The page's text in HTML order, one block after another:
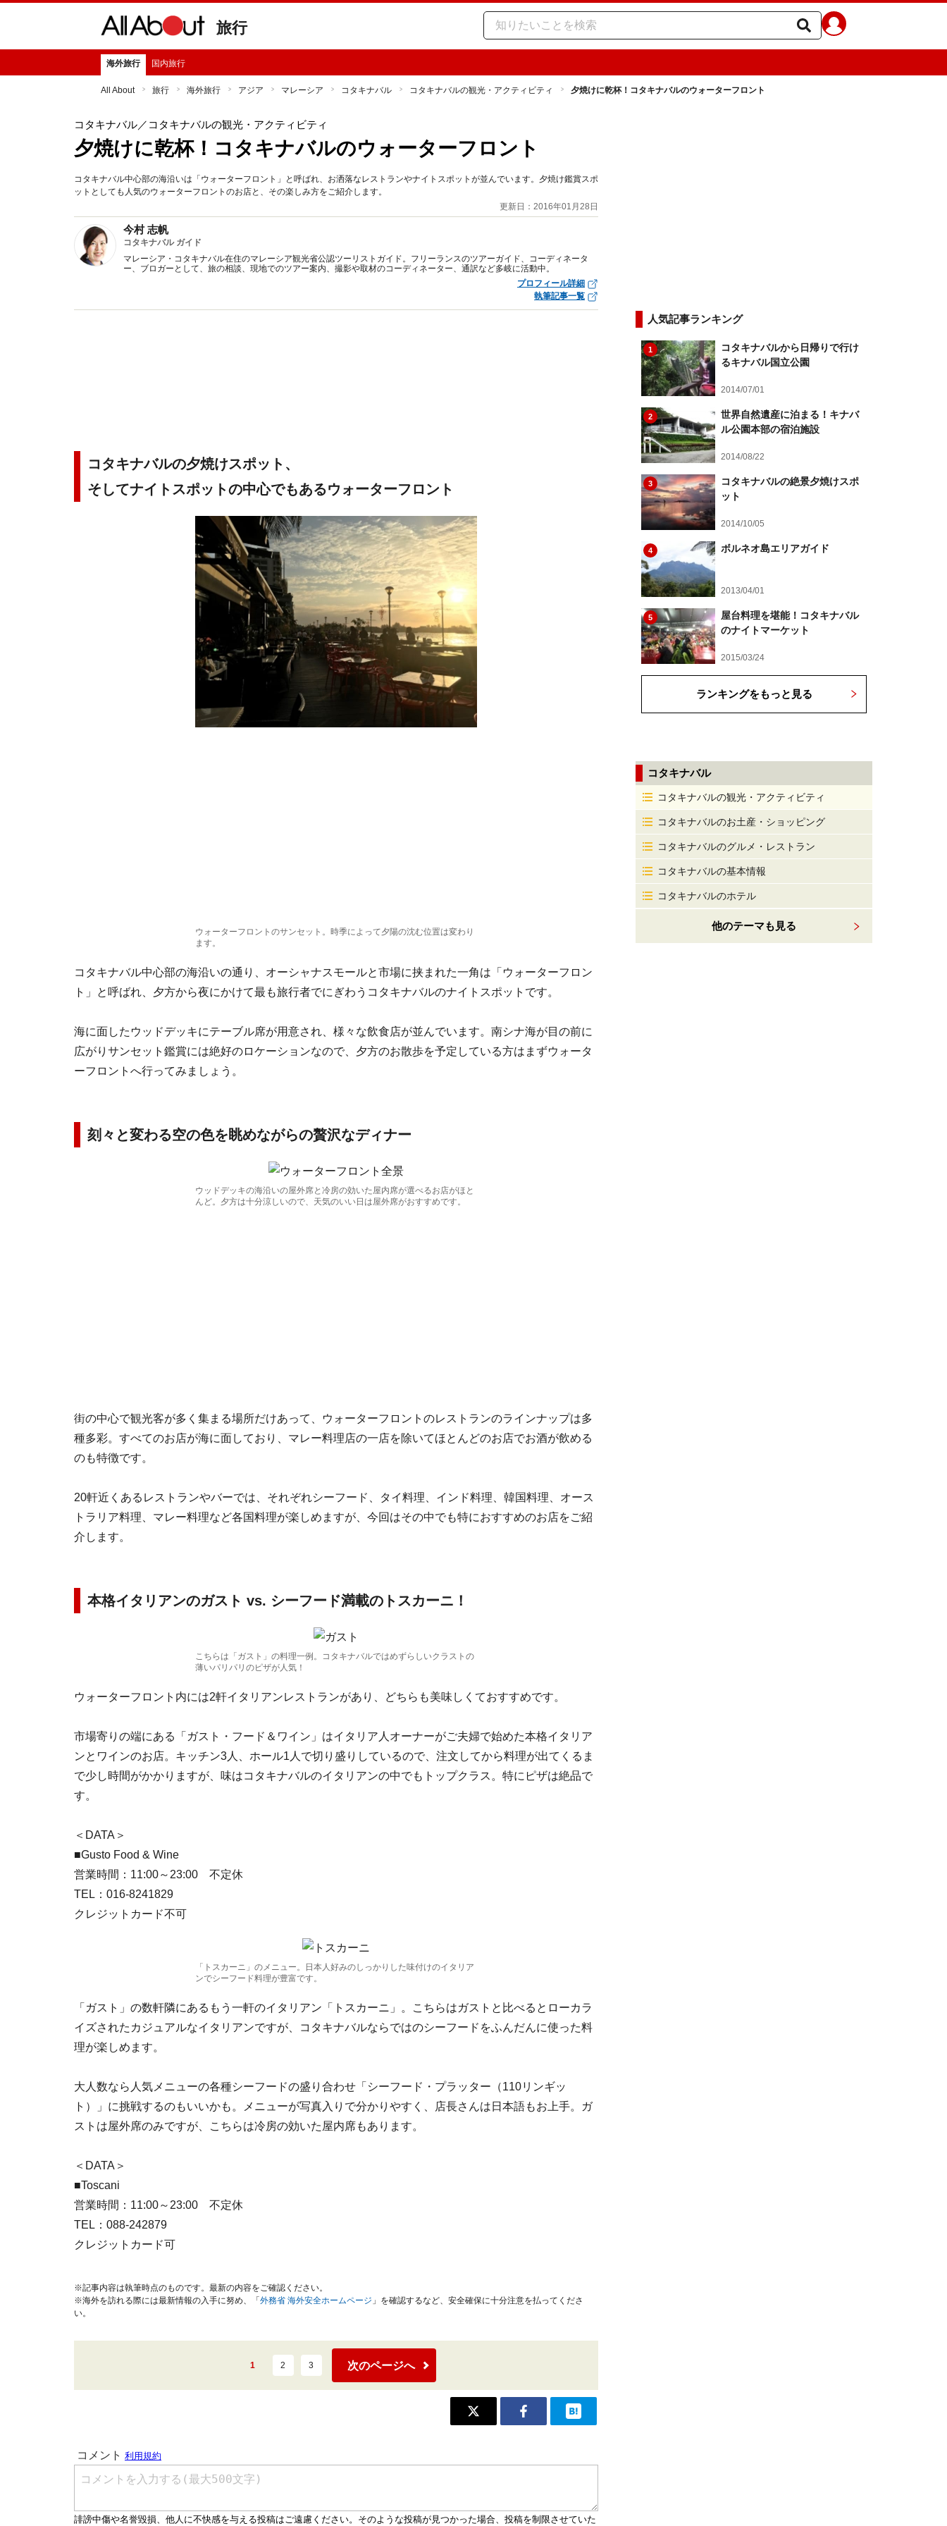
旅行
海外旅行 国内旅行
All About 旅行 海外旅行 アジア マレーシア コタキナバル コタキナバルの観光・アクティビティ 夕焼けに乾杯！コタキナバルのウォーターフロント
コタキナバル／コタキナバルの観光・アクティビティ
夕焼けに乾杯！コタキナバルのウォーターフロント
コタキナバル中心部の海沿いは「ウォーターフロント」と呼ばれ、お洒落なレストランやナイトスポットが並んでいます。夕焼け鑑賞スポ
ットとしても人気のウォーターフロントのお店と、その楽しみ方をご紹介します。
更新日：2016年01月28日
今村 志帆
コタキナバル ガイド
マレーシア・コタキナバル在住のマレーシア観光省公認ツーリストガイド。フリーランスのツアーガイド、コーディネータ
ー、ブロガーとして、旅の相談、現地でのツアー案内、撮影や取材のコーディネーター、通訳など多岐に活動中。
プロフィール詳細
執筆記事一覧
コタキナバルの夕焼けスポット、
そしてナイトスポットの中心でもあるウォーターフロント
ウォーターフロントのサンセット。時季によって夕陽の沈む位置は変わり
ます。
コタキナバル中心部の海沿いの通り、オーシャナスモールと市場に挟まれた一角は「ウォーターフロン
ト」と呼ばれ、夕方から夜にかけて最も旅行者でにぎわうコタキナバルのナイトスポットです。
海に面したウッドデッキにテーブル席が用意され、様々な飲食店が並んでいます。南シナ海が目の前に
広がりサンセット鑑賞には絶好のロケーションなので、夕方のお散歩を予定している方はまずウォータ
ーフロントへ行ってみましょう。
刻々と変わる空の色を眺めながらの贅沢なディナー
ウッドデッキの海沿いの屋外席と冷房の効いた屋内席が選べるお店がほと
んど。夕方は十分涼しいので、天気のいい日は屋外席がおすすめです。
街の中心で観光客が多く集まる場所だけあって、ウォーターフロントのレストランのラインナップは多
種多彩。すべてのお店が海に面しており、マレー料理店の一店を除いてほとんどのお店でお酒が飲める
のも特徴です。
20軒近くあるレストランやバーでは、それぞれシーフード、タイ料理、インド料理、韓国料理、オース
トラリア料理、マレー料理など各国料理が楽しめますが、今回はその中でも特におすすめのお店をご紹
介します。
本格イタリアンのガスト vs. シーフード満載のトスカーニ！
こちらは「ガスト」の料理一例。コタキナバルではめずらしいクラストの
薄いパリパリのピザが人気！
ウォーターフロント内には2軒イタリアンレストランがあり、どちらも美味しくておすすめです。
市場寄りの端にある「ガスト・フード＆ワイン」はイタリア人オーナーがご夫婦で始めた本格イタリア
ンとワインのお店。キッチン3人、ホール1人で切り盛りしているので、注文してから料理が出てくるま
で少し時間がかかりますが、味はコタキナバルのイタリアンの中でもトップクラス。特にピザは絶品で
す。
＜DATA＞
■Gusto Food & Wine
営業時間：11:00～23:00 不定休
TEL：016-8241829
クレジットカード不可
「トスカーニ」のメニュー。日本人好みのしっかりした味付けのイタリア
ンでシーフード料理が豊富です。
「ガスト」の数軒隣にあるもう一軒のイタリアン「トスカーニ」。こちらはガストと比べるとローカラ
イズされたカジュアルなイタリアンですが、コタキナバルならではのシーフードをふんだんに使った料
理が楽しめます。
大人数なら人気メニューの各種シーフードの盛り合わせ「シーフード・プラッター（110リンギッ
ト）」に挑戦するのもいいかも。メニューが写真入りで分かりやすく、店長さんは日本語もお上手。ガ
ストは屋外席のみですが、こちらは冷房の効いた屋内席もあります。
＜DATA＞
■Toscani
営業時間：11:00～23:00 不定休
TEL：088-242879
クレジットカード可
※記事内容は執筆時点のものです。最新の内容をご確認ください。
※海外を訪れる際には最新情報の入手に努め、「 外務省 海外安全ホームページ 」を確認するなど、安全確保に十分注意を払ってくださ
い。
1 2 3 次のページへ
人気記事ランキング
1
コタキナバルから日帰りで行け
るキナバル国立公園
2014/07/01
2
世界自然遺産に泊まる！キナバ
ル公園本部の宿泊施設
2014/08/22
3
コタキナバルの絶景夕焼けスポ
ット
2014/10/05
4 ボルネオ島エリアガイド
2013/04/01
5
屋台料理を堪能！コタキナバル
のナイトマーケット
2015/03/24
ランキングをもっと見る
コタキナバル
コタキナバルの観光・アクティビティ
コタキナバルのお土産・ショッピング
コタキナバルのグルメ・レストラン
コタキナバルの基本情報
コタキナバルのホテル
他のテーマも見る